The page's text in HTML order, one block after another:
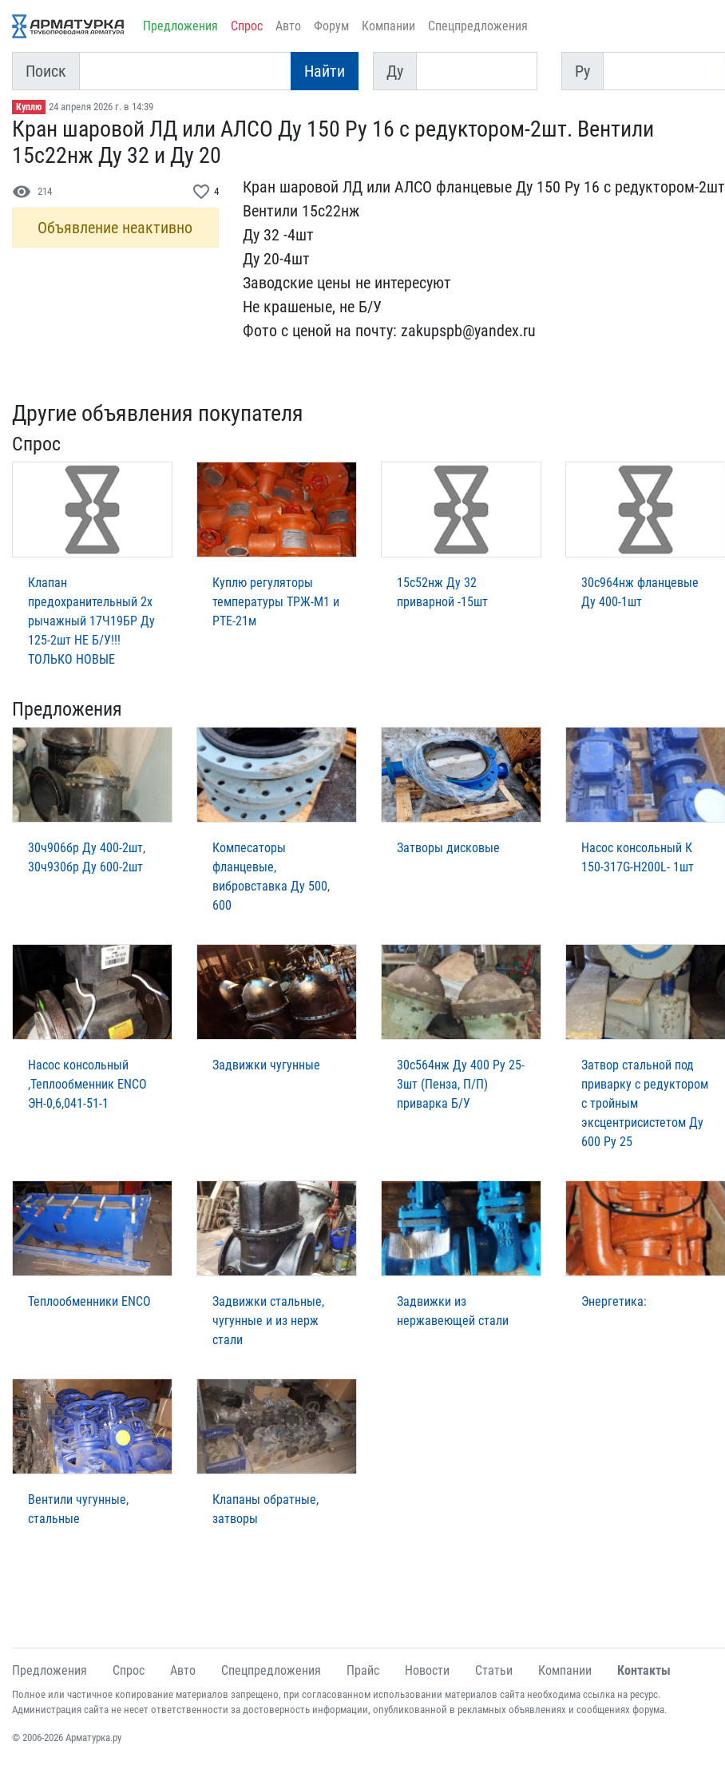
Предложения Спрос Авто Форум Компании Спецпредложения
Поиск Найти
Ду
Ду
Py
Py
Куплю 24 апреля 2026 г. в 14:39
Кран шаровой ЛД или АЛСО​ Ду 150 Ру 16 с редуктор​ом-2шт. Вентили
15с22нж ​Ду 32 и Ду 20
visibility 214 favorite_border 4
Объявление неактивно
Кран шаровой ЛД или АЛСО​ фланцевые Ду 150 Ру 16 ​с редуктором-2шт
Вентили​ 15с22нж
Ду 32 -4шт
Ду ​20-4шт
Заводские цены не​ интересуют
Не крашеные,​ не Б/У
Фото с ценой на​ почту: zakupspb@yandex.​ru
Другие объявления покупателя
Спрос
Клапан
предохранительный 2х
рычажный 17Ч19БР Ду
125-2шт НЕ Б/У!!!
ТОЛЬКО НОВЫЕ
Куплю регуляторы
температуры ТРЖ-М1 и
РТЕ-21м
15с52нж Ду 32
приварной -15шт
30с964нж фланцевые
Ду 400-1шт
Предложения
30ч906бр Ду 400-2шт,
30ч930бр Ду 600-2шт
Компесаторы
фланцевые,
вибровставка Ду 500,
600
Затворы дисковые
Насос консольный К
150-317G-H200L- 1шт
Насос консольный
,Теплообменник ENCO
ЭН-0,6,041-51-1
Задвижки чугунные
30с564нж Ду 400 Ру 25-
3шт (Пенза, П/П)
приварка Б/У
Затвор стальной под
приварку с редуктором
с тройным
эксцентрисистетом Ду
600 Ру 25
Теплообменники ENCO
Задвижки стальные,
чугунные и из нерж
стали
Задвижки из
нержавеющей стали
Энергетика:
Вентили чугунные,
стальные
Клапаны обратные,
затворы
Предложения Спрос Авто Спецпредложения Прайс Новости Статьи Компании Контакты
Полное или частичное копирование материалов запрещено, при согласованном использовании материалов сайта необходима ссылка на ресурс.
Администрация сайта не несет ответственности за достоверность информации, опубликованной в рекламных объявлениях и сообщениях форума.
© 2006-2026 Арматурка.ру